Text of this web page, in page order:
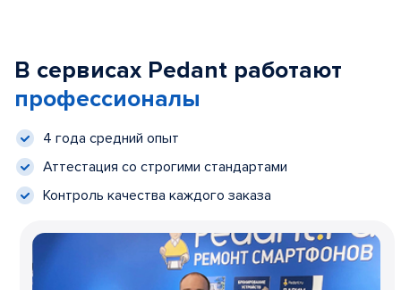
В сервисах Pedant работают
профессионалы
4 года средний опыт
Аттестация со строгими стандартами
Контроль качества каждого заказа